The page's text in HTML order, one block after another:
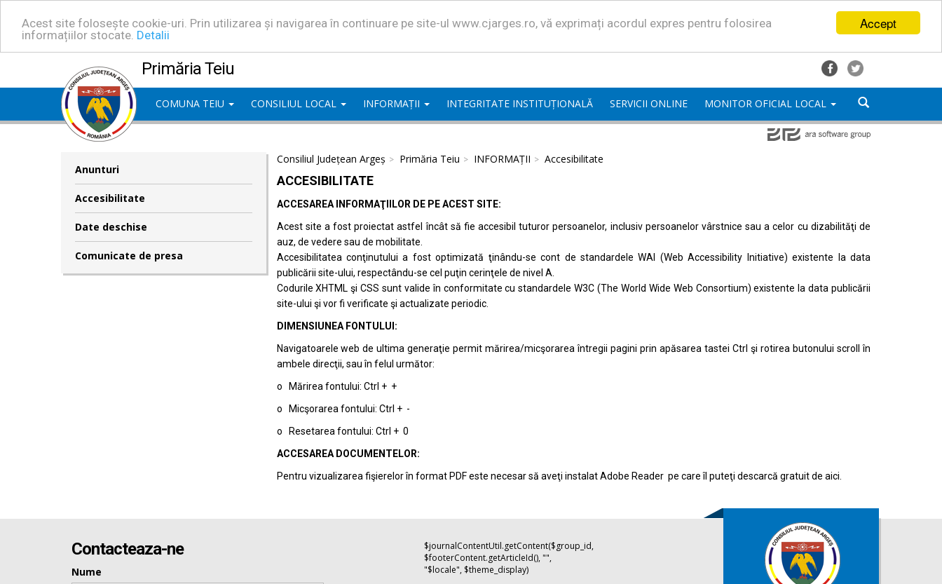
Accept
Acest site folosește cookie-uri. Prin utilizarea și navigarea în continuare pe site-ul www.cjarges.ro, vă exprimați acordul expres pentru folosirea
informațiilor stocate. Detalii
Primăria Teiu
COMUNA TEIU CONSILIUL LOCAL INFORMAȚII INTEGRITATE INSTITUȚIONALĂ SERVICII ONLINE MONITOR OFICIAL LOCAL
Anunturi
Accesibilitate
Date deschise
Comunicate de presa
Consiliul Județean Argeș Primăria Teiu INFORMAȚII Accesibilitate
ACCESIBILITATE
ACCESAREA INFORMAŢIILOR DE PE ACEST SITE:
Acest site a fost proiectat astfel încât să fie accesibil tuturor persoanelor, inclusiv persoanelor vârstnice sau a celor cu dizabilităţi de
auz, de vedere sau de mobilitate.
Accesibilitatea conţinutului a fost optimizată ţinându-se cont de standardeleWAI (Web Accessibility Initiative) existente la data
publicării site-ului, respectându-se cel puţin cerinţele de nivel A.
Codurile XHTML şi CSS sunt valide în conformitate cu standardeleW3C (The World Wide Web Consortium) existente la data publicării
site-ului şi vor fi verificate şi actualizate periodic.
DIMENSIUNEA FONTULUI:
Navigatoarele web de ultima generaţie permit mărirea/micşorarea întregii pagini prin apăsarea tastei Ctrl şi rotirea butonului scroll în
ambele direcţii, sau în felul următor:
o Mărirea fontului: Ctrl + +
o Micşorarea fontului: Ctrl + -
o Resetarea fontului: Ctrl + 0
ACCESAREA DOCUMENTELOR:
Pentru vizualizarea fişierelor în format PDF este necesar să aveţi instalat Adobe Reader pe care îl puteţi descarcă gratuit de aici.
Contacteaza-ne
Nume
$journalContentUtil.getContent($group_id,
$footerContent.getArticleId(), "",
"$locale", $theme_display)